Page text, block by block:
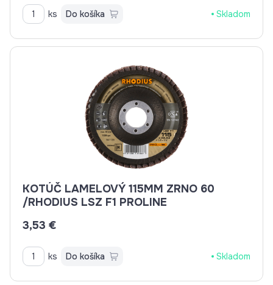
ks Do košíka Skladom
KOTÚČ LAMELOVÝ 115MM ZRNO 60
/RHODIUS LSZ F1 PROLINE
3,53 €
ks Do košíka Skladom